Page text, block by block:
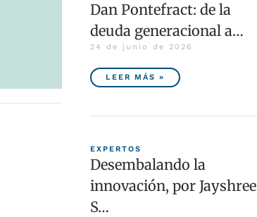
Dan Pontefract: de la
deuda generacional a…
24 de junio de 2026
LEER MÁS »
EXPERTOS
Desembalando la
innovación, por Jayshree
S…